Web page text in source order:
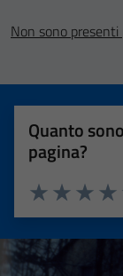
Non sono
Quanto
pagina?
Valuta
Valuta 2
Valuta 1 stelle